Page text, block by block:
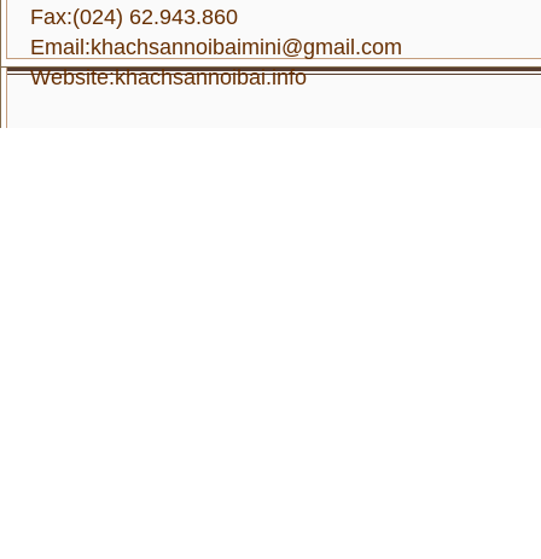
Fax:(024) 62.943.860
Email:khachsannoibaimini@gmail.com
Website:khachsannoibai.info